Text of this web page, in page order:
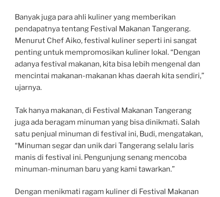
Banyak juga para ahli kuliner yang memberikan
pendapatnya tentang Festival Makanan Tangerang.
Menurut Chef Aiko, festival kuliner seperti ini sangat
penting untuk mempromosikan kuliner lokal. “Dengan
adanya festival makanan, kita bisa lebih mengenal dan
mencintai makanan-makanan khas daerah kita sendiri,”
ujarnya.
Tak hanya makanan, di Festival Makanan Tangerang
juga ada beragam minuman yang bisa dinikmati. Salah
satu penjual minuman di festival ini, Budi, mengatakan,
“Minuman segar dan unik dari Tangerang selalu laris
manis di festival ini. Pengunjung senang mencoba
minuman-minuman baru yang kami tawarkan.”
Dengan menikmati ragam kuliner di Festival Makanan